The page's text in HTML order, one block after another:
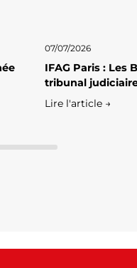
07/07/2026
IFAG Paris : Les
tribunal
Lire l'article →